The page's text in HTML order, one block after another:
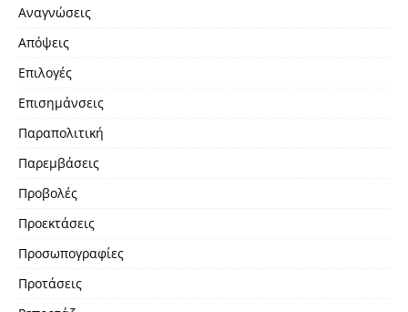
Αναγνώσεις
Απόψεις
Επιλογές
Επισημάνσεις
Παραπολιτική
Παρεμβάσεις
Προβολές
Προεκτάσεις
Προσωπογραφίες
Προτάσεις